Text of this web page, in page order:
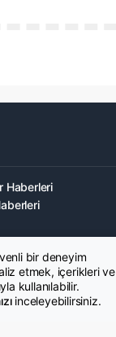
Haberleri
bir deneyim
etmek, içerikleri ve
kullanılabilir.
inceleyebilirsiniz.